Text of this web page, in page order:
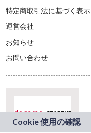
特定商取引法に基づく表示
運営会社
お知らせ
お問い合わせ